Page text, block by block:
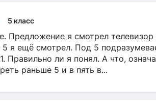
5 класс
Предложение я смотрел
я ещё смотрел. Под 5
Правильно ли я понял. А что,
раньше 5 и в пять в...